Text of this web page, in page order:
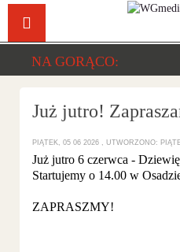
NA GORĄCO:
Już jutro!
PIĄTEK, 05 06 2026 UTWORZONO:
Już jutro 6 czerwca -
Startujemy o 14.00 w
ZAPRASZMY!